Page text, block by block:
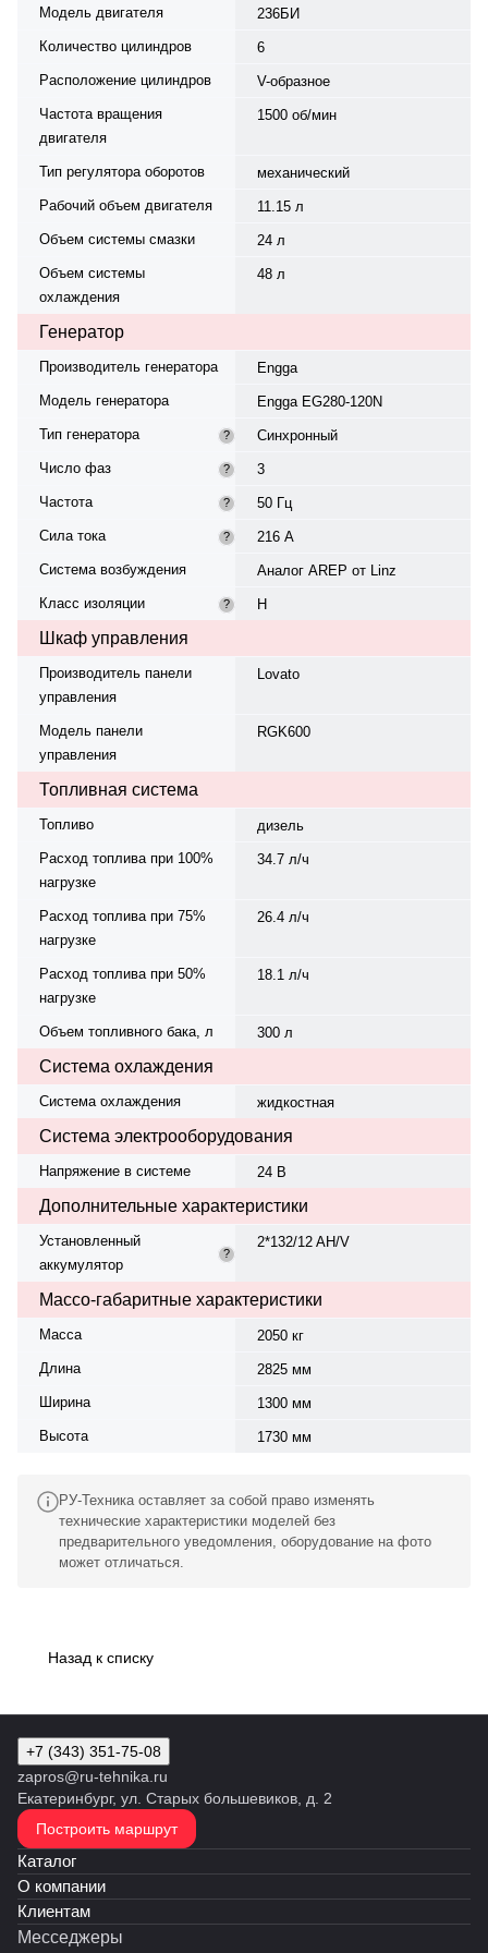
батарея 2*132/12 AH/V.
042080. Производительность
ч. Габариты: 2825×1300×1730 мм,
масса — 2050 кг. Страна
Гарантия — 12 месяцев или 1000
моточасов.
Модель двигателя
236БИ
Количество цилиндров
6
Расположение цилиндров
V-образное
Частота вращения
двигателя
1500 об/мин
Тип регулятора оборотов
механический
Рабочий объем двигателя
11.15 л
Объем системы смазки
24 л
Объем системы
охлаждения
48 л
Генератор
Производитель генератора
Engga
Модель генератора
Engga EG280-120N
Тип генератора
?
Синхронный
Число фаз
?
3
Частота
?
50 Гц
Сила тока
?
216 А
Система возбуждения
Аналог AREP от Linz
Класс изоляции
? H
Шкаф управления
Производитель панели
управления
Lovato
Модель панели
управления
RGK600
Топливная система
Топливо
дизель
Расход топлива при 100%
нагрузке
34.7 л/ч
Расход топлива при 75%
нагрузке
26.4 л/ч
Расход топлива при 50%
нагрузке
18.1 л/ч
Объем топливного бака, л 300 л
Система охлаждения
Система охлаждения жидкостная
Система электрооборудования
Напряжение в системе 24 В
Дополнительные характеристики
Установленный
аккумулятор
?
2*132/12 AH/V
Массо-габаритные характеристики
Масса
2050 кг
Длина
2825 мм
Ширина
1300 мм
Высота
1730 мм
РУ-Техника оставляет за собой право изменять
технические характеристики моделей без
предварительного уведомления, оборудование на фото
может отличаться.
Назад к списку
+7 (343) 351-75-08
zapros@ru-tehnika.ru
Екатеринбург, ул. Старых большевиков, д. 2
Построить маршрут
Каталог
О компании
Клиентам
Месседжеры